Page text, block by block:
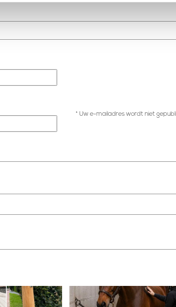
* Uw e-mailadres wordt niet